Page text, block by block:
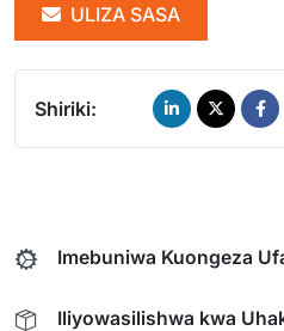
ULIZA SASA
Shiriki:
Imebuniwa Kuongeza
Iliyowasilishwa kwa